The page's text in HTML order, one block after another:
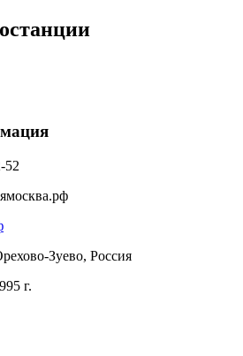
52
Зуево, Россия
г.